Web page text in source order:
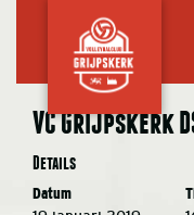
VC Grijpskerk DS
Details
Datum